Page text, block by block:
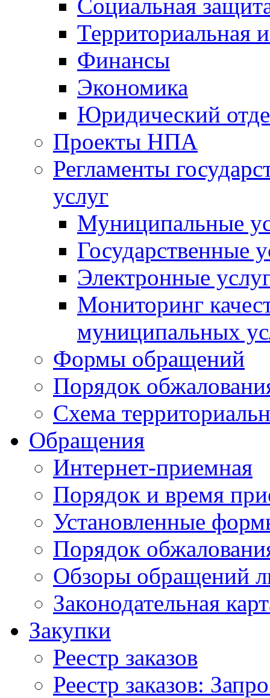
Социальная
Территориальная
Финансы
Экономика
Юридический
Проекты НПА
Регламенты
услуг
Муниципальные
Государственные
Электронные
Мониторинг
муниципальных
Формы обращений
Порядок
Схема
Обращения
Интернет-приемная
Порядок и время
Установленные
Порядок
Обзоры обращений
Законодательная
Закупки
Реестр заказов
Реестр заказов: